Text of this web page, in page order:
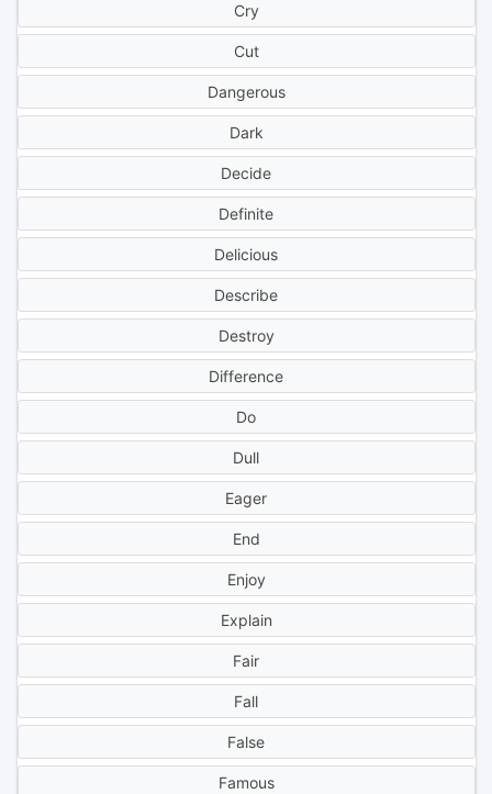
Cry
Cut
Dangerous
Dark
Decide
Definite
Delicious
Describe
Destroy
Difference
Do
Dull
Eager
End
Enjoy
Explain
Fair
Fall
False
Famous